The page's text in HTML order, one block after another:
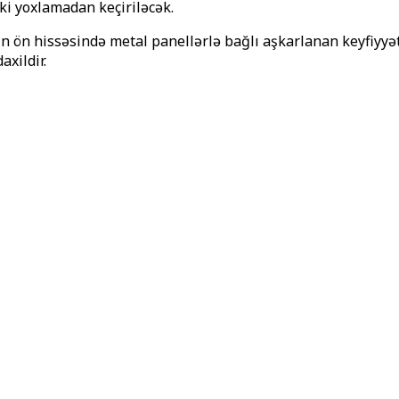
yoxlamadan keçiriləcək.
ön hissəsində metal panellərlə bağlı aşkarlanan